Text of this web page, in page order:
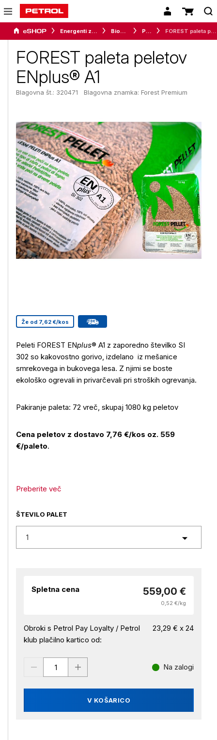
Energenti za dom Biomasa Peleti
FOREST paleta peletov
ENplus® A1
Blagovna št.: 320471 Blagovna znamka: Forest Premium
Že od 7,62 €/kos
Peleti FOREST ENplus® A1 z zaporedno številko SI
302 so kakovostno gorivo, izdelano iz mešanice
smrekovega in bukovega lesa. Z njimi se boste
ekološko ogrevali in privarčevali pri stroških ogrevanja.
Pakiranje paleta: 72 vreč, skupaj 1080 kg peletov
Cena peletov z dostavo 7,76 €/kos oz. 559
€/paleto.
Preberite več
ŠTEVILO PALET
1
Spletna cena 559,00 €
0,52 €/kg
Obroki s Petrol Pay Loyalty / Petrol
klub plačilno kartico od:
23,29 € x 24
V KOŠARICO
Na zalogi